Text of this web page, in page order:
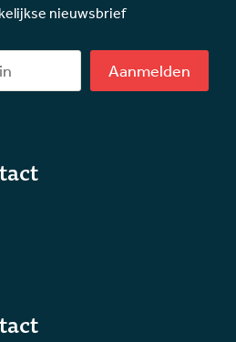
nieuwsbrief
Aanmelden